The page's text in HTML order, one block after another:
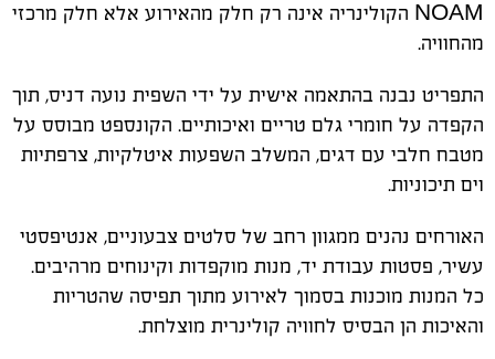
NOAM הקולינריה אינה רק חלק מהאירוע אלא חלק מרכזי
מהחוויה.
התפריט נבנה בהתאמה אישית על ידי השפית נועה דניס, תוך
הקפדה על חומרי גלם טריים ואיכותיים. הקונספט מבוסס על
מטבח חלבי עם דגים, המשלב השפעות איטלקיות, צרפתיות
וים תיכוניות.
האורחים נהנים ממגוון רחב של סלטים צבעוניים, אנטיפסטי
עשיר, פסטות עבודת יד, מנות מוקפדות וקינוחים מרהיבים.
כל המנות מוכנות בסמוך לאירוע מתוך תפיסה שהטריות
והאיכות הן הבסיס לחוויה קולינרית מוצלחת.